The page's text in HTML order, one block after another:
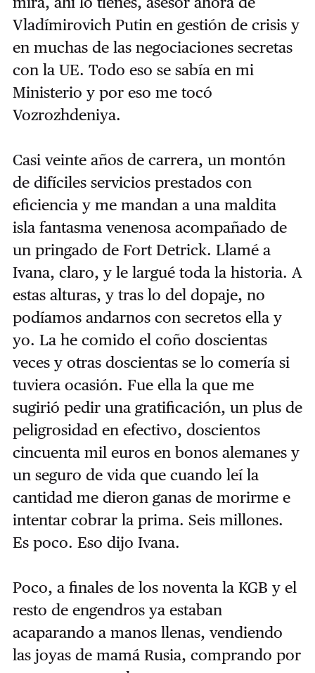
Vladímirovich Putin en gestión de crisis y
en muchas de las negociaciones secretas
con la UE. Todo eso se sabía en mi
Ministerio y por eso me tocó
Vozrozhdeniya.
Casi veinte años de carrera, un montón
de difíciles servicios prestados con
eficiencia y me mandan a una maldita
isla fantasma venenosa acompañado de
un pringado de Fort Detrick. Llamé a
Ivana, claro, y le largué toda la historia. A
estas alturas, y tras lo del dopaje, no
podíamos andarnos con secretos ella y
yo. La he comido el coño doscientas
veces y otras doscientas se lo comería si
tuviera ocasión. Fue ella la que me
sugirió pedir una gratificación, un plus de
peligrosidad en efectivo, doscientos
cincuenta mil euros en bonos alemanes y
un seguro de vida que cuando leí la
cantidad me dieron ganas de morirme e
intentar cobrar la prima. Seis millones.
Es poco. Eso dijo Ivana.
Poco, a finales de los noventa la KGB y el
resto de engendros ya estaban
acaparando a manos llenas, vendiendo
las joyas de mamá Rusia, comprando por